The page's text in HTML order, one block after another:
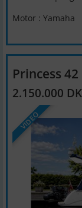
Motor : Yamaha
Princess
2.150.000
VIDEO